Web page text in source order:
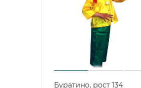
Буратино, рост 134